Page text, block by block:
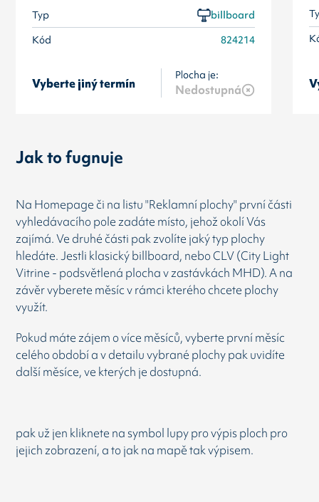
Typ
billboard
Kód
824214
Vyberte jiný termín
Plocha je:
Nedostupná
Jak to fugnuje
Na Homepage či na listu "Reklamní plochy" první části
vyhledávacího pole zadáte místo, jehož okolí Vás
zajímá. Ve druhé části pak zvolíte jaký typ plochy
hledáte. Jestli klasický billboard, nebo CLV (City Light
Vitrine - podsvětlená plocha v zastávkách MHD). A na
závěr vyberete měsíc v rámci kterého chcete plochy
využít.
Pokud máte zájem o více měsíců, vyberte první měsíc
celého období a v detailu vybrané plochy pak uvidíte
další měsíce, ve kterých je dostupná.
pak už jen kliknete na symbol lupy pro výpis ploch pro
jejich zobrazení, a to jak na mapě tak výpisem.